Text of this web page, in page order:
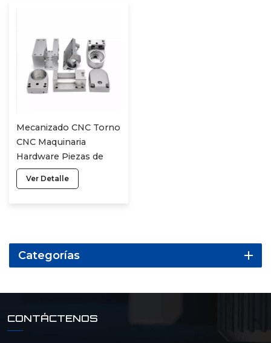
Mecanizado CNC Torno
CNC Maquinaria
Hardware Piezas de
precisión no estándar
Acero inoxidable
Ver Detalle
Categorías
CONTÁCTENOS